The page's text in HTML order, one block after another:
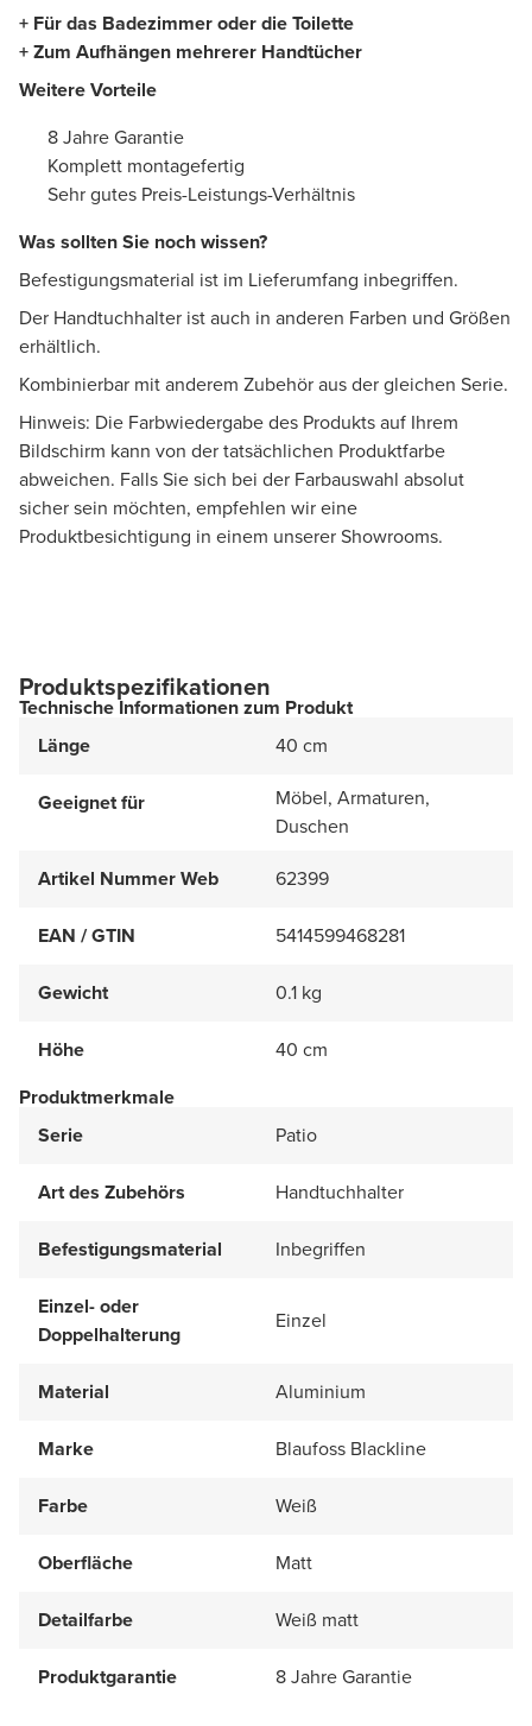
+ Für das Badezimmer oder die Toilette
+ Zum Aufhängen mehrerer Handtücher
Weitere Vorteile
8 Jahre Garantie
Komplett montagefertig
Sehr gutes Preis-Leistungs-Verhältnis
Was sollten Sie noch wissen?
Befestigungsmaterial ist im Lieferumfang inbegriffen.
Der Handtuchhalter ist auch in anderen Farben und Größen
erhältlich.
Kombinierbar mit anderem Zubehör aus der gleichen Serie.
Hinweis: Die Farbwiedergabe des Produkts auf Ihrem
Bildschirm kann von der tatsächlichen Produktfarbe
abweichen. Falls Sie sich bei der Farbauswahl absolut
sicher sein möchten, empfehlen wir eine
Produktbesichtigung in einem unserer Showrooms.
Produktspezifikationen
Technische Informationen zum Produkt
Länge
40 cm
Geeignet für
Möbel, Armaturen,
Duschen
Artikel Nummer Web
62399
EAN / GTIN 5414599468281
Gewicht 0.1 kg
Höhe
40 cm
Produktmerkmale
Serie
Patio
Art des Zubehörs Handtuchhalter
Befestigungsmaterial Inbegriffen
Einzel- oder
Doppelhalterung
Einzel
Material Aluminium
Marke Blaufoss Blackline
Farbe Weiß
Oberfläche Matt
Detailfarbe Weiß matt
Produktgarantie 8 Jahre Garantie